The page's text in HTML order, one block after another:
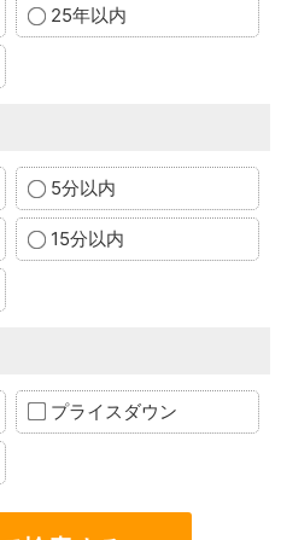
25年以内
5分以内
15分以内
プライスダウン